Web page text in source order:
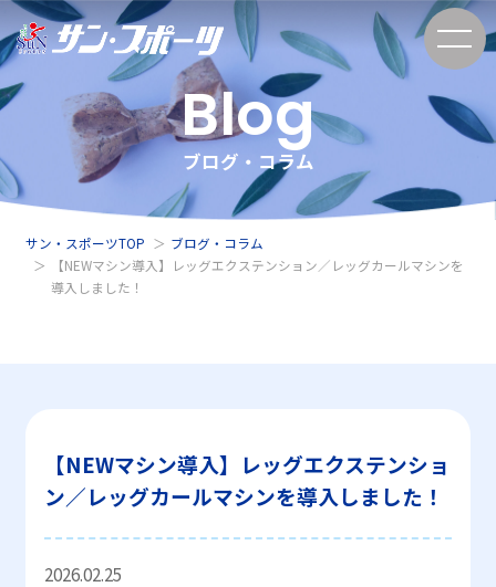
Blog
ブログ・コラム
サン・スポーツTOP
ブログ・コラム
【NEWマシン導入】レッグエクステンション／レッグカールマシンを
導入しました！
【NEWマシン導入】レッグエクステンショ
ン／レッグカールマシンを導入しました！
2026.02.25